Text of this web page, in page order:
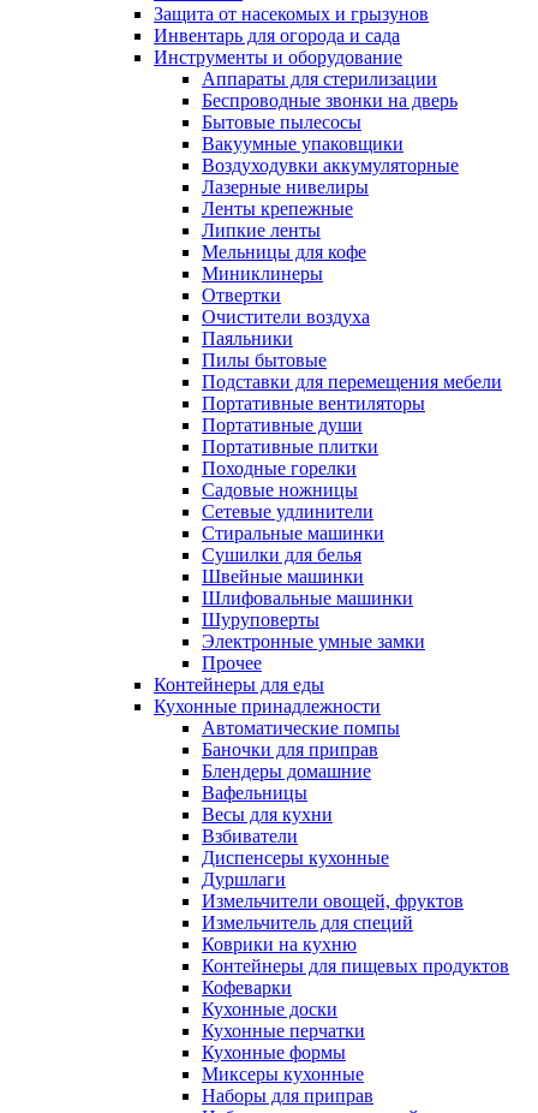
Защита от насекомых и грызунов
Инвентарь для огорода и сада
Инструменты и оборудование
Аппараты для стерилизации
Беспроводные звонки на дверь
Бытовые пылесосы
Вакуумные упаковщики
Воздуходувки аккумуляторные
Лазерные нивелиры
Ленты крепежные
Липкие ленты
Мельницы для кофе
Миниклинеры
Отвертки
Очистители воздуха
Паяльники
Пилы бытовые
Подставки для перемещения мебели
Портативные вентиляторы
Портативные души
Портативные плитки
Походные горелки
Садовые ножницы
Сетевые удлинители
Стиральные машинки
Сушилки для белья
Швейные машинки
Шлифовальные машинки
Шуруповерты
Электронные умные замки
Прочее
Контейнеры для еды
Кухонные принадлежности
Автоматические помпы
Баночки для приправ
Блендеры домашние
Вафельницы
Весы для кухни
Взбиватели
Диспенсеры кухонные
Дуршлаги
Измельчители овощей, фруктов
Измельчитель для специй
Коврики на кухню
Контейнеры для пищевых продуктов
Кофеварки
Кухонные доски
Кухонные перчатки
Кухонные формы
Миксеры кухонные
Наборы для приправ